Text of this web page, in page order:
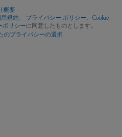
概要
規約 、 プライバシー ポリシー 、 Cookie
ポリシーに同意したものとします。
のプライバシーの選択